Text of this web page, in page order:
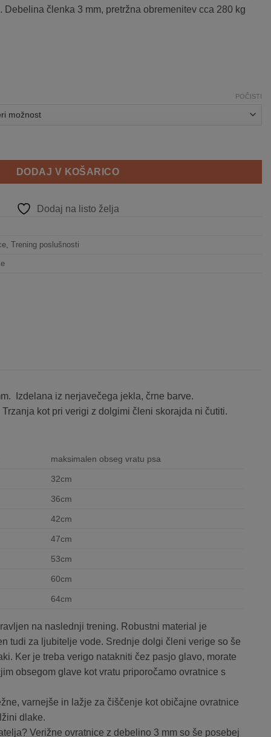
€
členka 3 mm, pretržna obremenitev cca 280 kg
POČISTI
MEDIUM ČLENI srebrne barve količina
DODAJ V KOŠARICO
Dodaj na listo želja
Trening poslušnosti
Izdelana iz nerjavečega jekla, črne barve.
kot pri verigi z dolgimi členi skorajda ni čutiti.
maksimalen obseg vratu psa
32cm
36cm
42cm
47cm
53cm
60cm
64cm
na naslednji trening. Robustni material je
tudi za ljubitelje vode. Srednje dolgi členi verige so še
Ker je treba verigo natakniti čez pasjo glavo, morate
obsegom glave kot vratu priporočamo ovratnice s
varnejše in lažje za čiščenje kot običajne ovratnice
dlake.
Verižne ovratnice z debelino 3 mm so še posebej